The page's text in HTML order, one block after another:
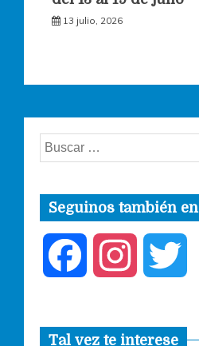
13 julio, 2026
Buscar:
Seguinos también en
Tal vez te interese